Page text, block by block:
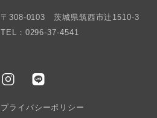
〒308-0103 茨城県筑西市辻1510-3
TEL：0296-37-4541
プライバシーポリシー